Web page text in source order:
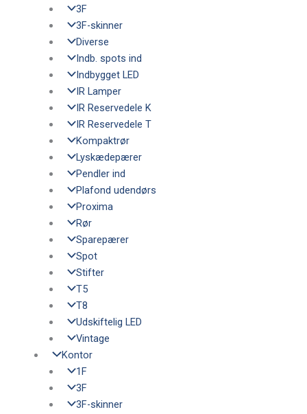
3F
3F-skinner
Diverse
Indb. spots ind
Indbygget LED
IR Lamper
IR Reservedele K
IR Reservedele T
Kompaktrør
Lyskædepærer
Pendler ind
Plafond udendørs
Proxima
Rør
Sparepærer
Spot
Stifter
T5
T8
Udskiftelig LED
Vintage
Kontor
1F
3F
3F-skinner